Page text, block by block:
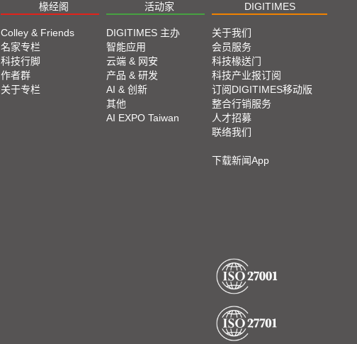
椽经阁 活动家 DIGITIMES
Colley & Friends
名家专栏
科技行脚
作者群
关于专栏
DIGITIMES 主办
智能应用
云端 & 网安
产品 & 研发
AI & 创新
其他
AI EXPO Taiwan
关于我们
会员服务
科技椽送门
科技产业报订阅
订阅DIGITIMES移动版
整合行销服务
人才招募
联络我们
下载新闻App